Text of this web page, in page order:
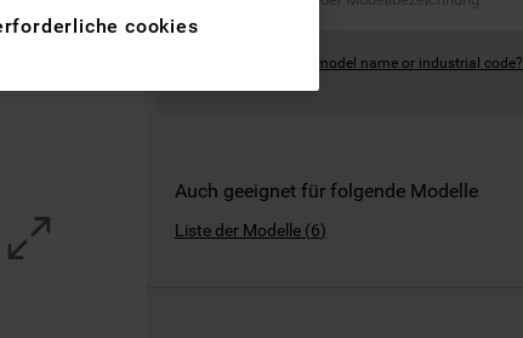
Where can I find the model name or industrial code?
Auch geeignet für folgende Modelle
Liste der Modelle (6)
anzubieten
Interaktionen mit unseren
über Drittanbieter und auf
oder sozialen
Google LLC –
cookies